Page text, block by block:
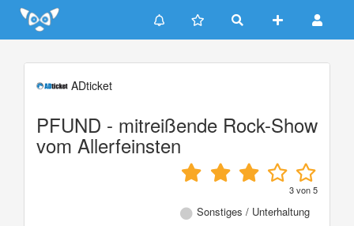
Update cookies preferences
ADticket
PFUND - mitreißende Rock-Show
vom Allerfeinsten
3von5
Sonstiges / Unterhaltung